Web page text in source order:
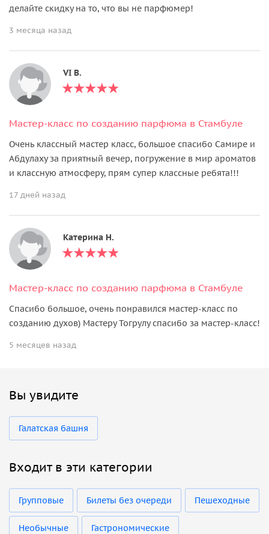
делайте скидку на то, что вы не парфюмер!
3 месяца назад
VI В.
Мастер-класс по созданию парфюма в Стамбуле
Очень классный мастер класс, большое спасибо Самире и
Абдулаху за приятный вечер, погружение в мир ароматов
и классную атмосферу, прям супер классные ребята!!!
17 дней назад
Катерина Н.
Мастер-класс по созданию парфюма в Стамбуле
Спасибо большое, очень понравился мастер-класс по
созданию духов) Мастеру Тогрулу спасибо за мастер-класс!
5 месяцев назад
Вы увидите
Галатская башня
Входит в эти категории
Групповые Билеты без очереди Пешеходные
Необычные Гастрономические